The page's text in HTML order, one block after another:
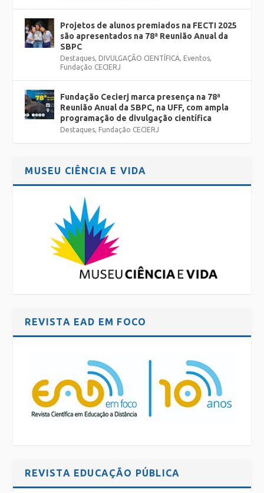
Projetos de alunos premiados na FECTI 2025
são apresentados na 78ª Reunião Anual da
SBPC
Destaques DIVULGAÇÃO CIENTÍFICA Eventos
Fundação CECIERJ
Fundação Cecierj marca presença na 78ª
Reunião Anual da SBPC, na UFF, com ampla
programação de divulgação científica
Destaques Fundação CECIERJ
MUSEU CIÊNCIA E VIDA
REVISTA EAD EM FOCO
REVISTA EDUCAÇÃO PÚBLICA